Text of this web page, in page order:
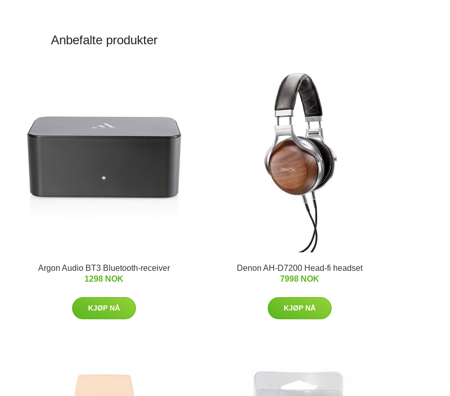
Anbefalte produkter
Argon Audio BT3 Bluetooth-receiver
1298 NOK
KJØP NÅ
Denon AH-D7200 Head-fi headset
7998 NOK
KJØP NÅ